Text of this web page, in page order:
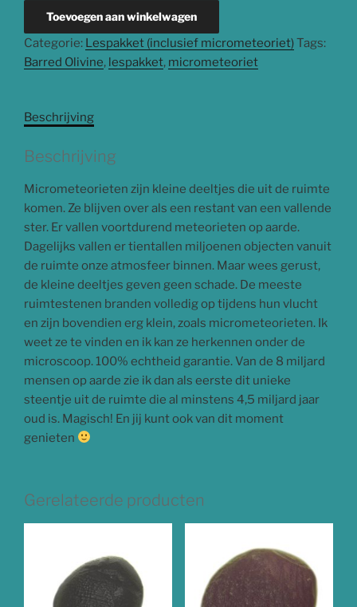
Micrometeoriet
03
aantal
Toevoegen aan winkelwagen
Categorie: Lespakket (inclusief micrometeoriet)Tags:
Barred Olivine, lespakket, micrometeoriet
Beschrijving
Beschrijving
Micrometeorieten zijn kleine deeltjes die uit de ruimte
komen. Ze blijven over als een restant van een vallende
ster. Er vallen voortdurend meteorieten op aarde.
Dagelijks vallen er tientallen miljoenen objecten vanuit
de ruimte onze atmosfeer binnen. Maar wees gerust,
de kleine deeltjes geven geen schade. De meeste
ruimtestenen branden volledig op tijdens hun vlucht
en zijn bovendien erg klein, zoals micrometeorieten. Ik
weet ze te vinden en ik kan ze herkennen onder de
microscoop. 100% echtheid garantie. Van de 8 miljard
mensen op aarde zie ik dan als eerste dit unieke
steentje uit de ruimte die al minstens 4,5 miljard jaar
oud is. Magisch! En jij kunt ook van dit moment
genieten
Gerelateerde producten